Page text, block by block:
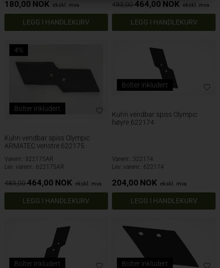
180,00 NOK ekskl. mva 483,00464,00 NOK ekskl. mva
Bolter inkludert
4%
Kuhn vendbar spiss Olympic
ARMATEC venstre 622175
Varenr.: 322175AR
Lev. varenr.: 622175AR
483,00464,00 NOK ekskl. mva
Bolter inkludert
Kuhn vendbar spiss Olympic
høyre 622174
Varenr.: 322174
Lev. varenr.: 622174
204,00 NOK ekskl. mva
Bolter inkludert Bolter inkludert